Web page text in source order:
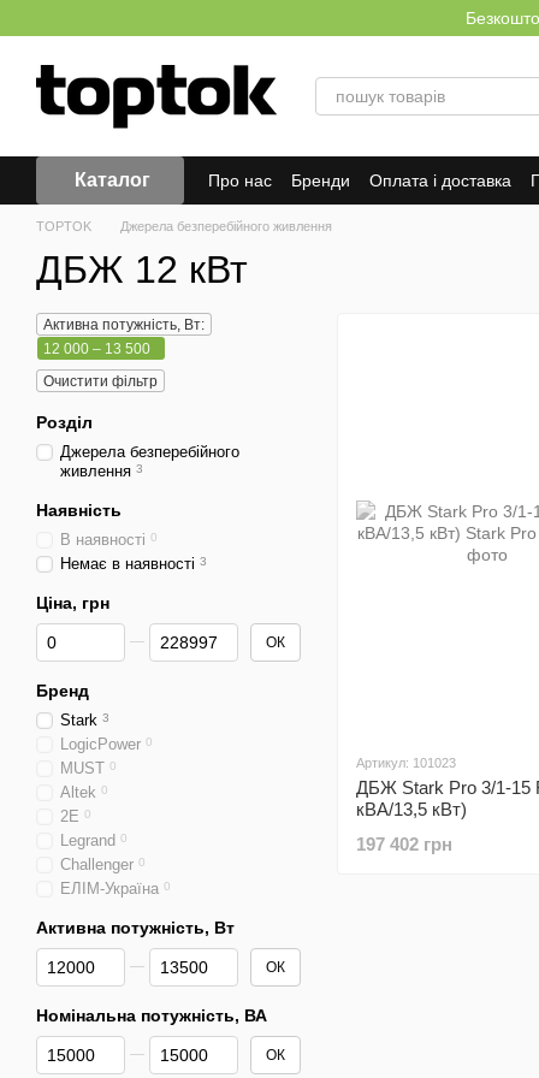
Каталог Про нас Бренди Оплата і доставка
TOPTOK Джерела безперебійного живлення
ДБЖ 12 кВт
Артикул: 101023
ДБЖ Stark Pro 3/1-15
кВА/13,5 кВт)
197 402 грн
Активна потужність, Вт:
12 000 – 13 500
Очистити фільтр
Розділ
Джерела безперебійного
живлення 3
Наявність
В наявності 0
Немає в наявності 3
Ціна, грн
Від Ціна, грн
До Ціна, грн ОК
Бренд
Stark 3
LogicPower 0
MUST 0
Altek 0
2E 0
Legrand 0
Challenger 0
ЕЛІМ-Україна 0
Активна потужність, Вт
Від Активна потужність, Вт
До Активна потужність, Вт ОК
Номінальна потужність, ВА
Від Номінальна потужність, ВА
До Номінальна потужність, ВАОК